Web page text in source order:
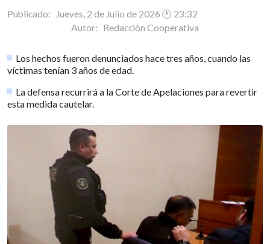
Publicado: Jueves, 2 de Julio de 2026 🕐 23:32
Autor: Redacción Cooperativa
Los hechos fueron denunciados hace tres años, cuando las
víctimas tenían 3 años de edad.
La defensa recurrirá a la Corte de Apelaciones para revertir
esta medida cautelar.